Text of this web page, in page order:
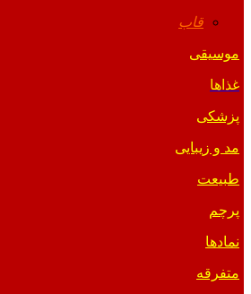
قاب
موسیقی
غذاها
پزشکی
مد و زیبایی
طبیعت
پرچم
نمادها
متفرقه